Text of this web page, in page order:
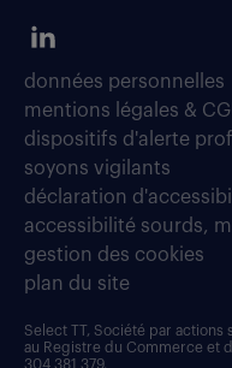
données personnelles
mentions légales &
dispositifs d'alerte
soyons vigilants
déclaration
accessibilité sourds,
gestion des cookies
plan du site
Select TT, Société par
au Registre du Commerce et
304 381 379.